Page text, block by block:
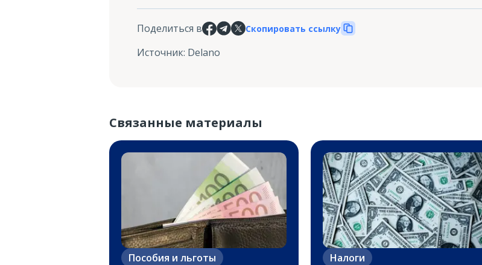
Поделиться в Скопировать ссылку
Источник: Delano
Связанные материалы
Пособия и льготы Налоги